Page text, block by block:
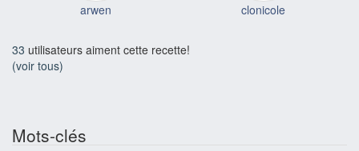
arwen clonicole
33 utilisateurs aiment cette recette!
(voir tous)
Mots-clés